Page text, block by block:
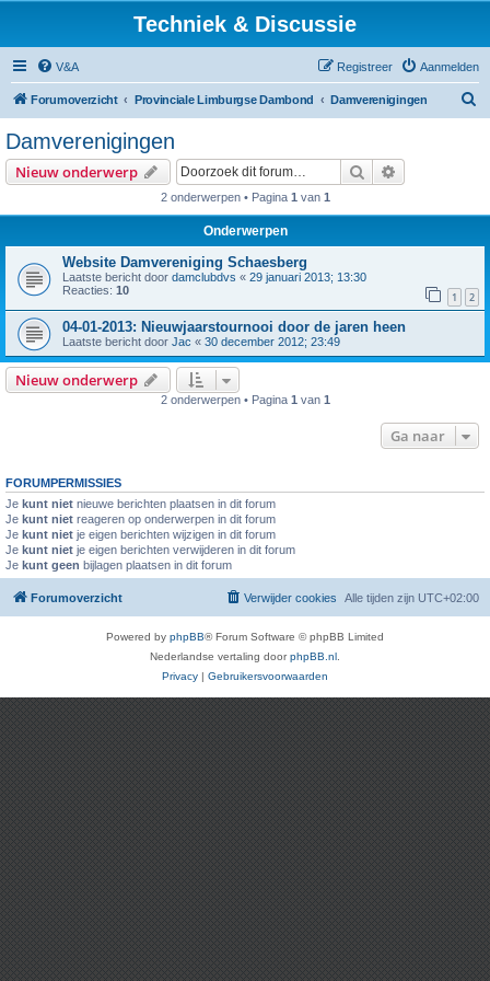
Techniek & Discussie
V&A Aanmelden
Registreer
Forumoverzicht Provinciale Limburgse Dambond Damverenigingen
Damverenigingen
Nieuw onderwerp Zoek
2 onderwerpen • Pagina 1 van 1
Onderwerpen
Website Damvereniging Schaesberg
Laatste bericht door damclubdvs « 29 januari 2013; 13:30
Reacties: 10 1 2
04-01-2013: Nieuwjaarstournooi door de jaren heen
Laatste bericht door Jac « 30 december 2012; 23:49
Nieuw onderwerp
2 onderwerpen • Pagina 1 van 1
Ga naar
FORUMPERMISSIES
Je kunt niet nieuwe berichten plaatsen in dit forum
Je kunt niet reageren op onderwerpen in dit forum
Je kunt niet je eigen berichten wijzigen in dit forum
Je kunt niet je eigen berichten verwijderen in dit forum
Je kunt geen bijlagen plaatsen in dit forum
Forumoverzicht Alle tijden zijn UTC+02:00
Verwijder cookies
Powered by phpBB® Forum Software © phpBB Limited
Nederlandse vertaling doorphpBB.nl
Privacy | Gebruikersvoorwaarden